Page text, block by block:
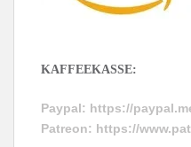
KAFFEEKASSE:
Paypal: https://
Patreon: https://